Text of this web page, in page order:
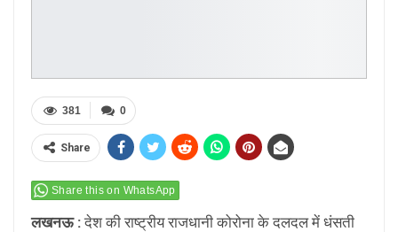
0
381
Share
Share this on WhatsApp
लखनऊ :देश की राष्ट्रीय राजधानी कोरोना के दलदल में धंसती